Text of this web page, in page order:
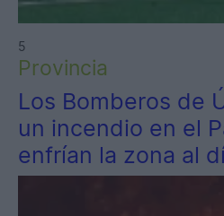
5
Provincia
Los Bomberos de
un incendio en el
enfrían la zona al